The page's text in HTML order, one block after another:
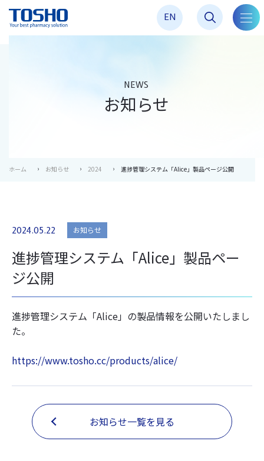
EN
NEWS
お知らせ
ホーム お知らせ 2024 進捗管理システム「Alice」製品ページ公開
2024.05.22 お知らせ
進捗管理システム「Alice」製品ペー
ジ公開
進捗管理システム「Alice」の製品情報を公開いたしまし
た。
https://www.tosho.cc/products/alice/
お知らせ一覧を見る